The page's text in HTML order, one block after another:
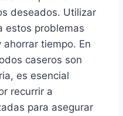
deseados. Utilizar
estos problemas
tiempo. En
caseros son
es esencial
recurrir a
para asegurar